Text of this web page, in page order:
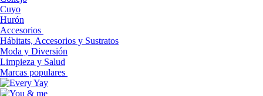
Cuyo
Hurón
Accesorios
Hábitats, Accesorios y Sustratos
Moda y Diversión
Limpieza y Salud
Marcas populares